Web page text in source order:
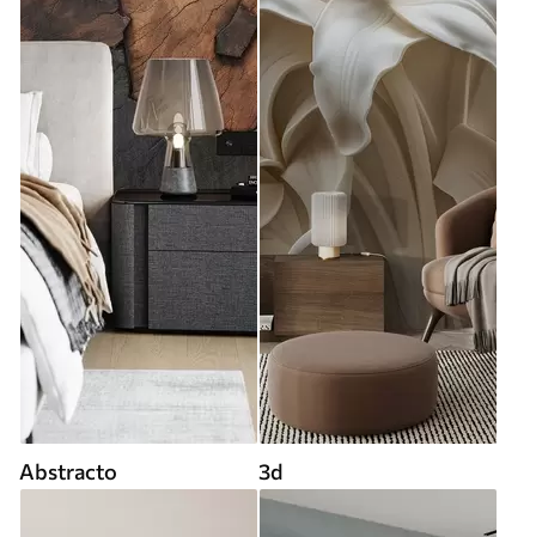
Abstracto 3d